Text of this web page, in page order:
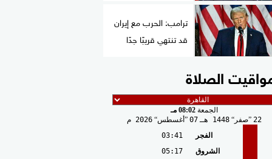
ترامب: الحرب مع إيران
قد تنتهي قريبًا جدًا
الصلاة
الجمعة 08:02 مـ
22 صفر 1448 هـ 07 أغسطس 2026 م
الفجر
03:41
الشروق
05:17